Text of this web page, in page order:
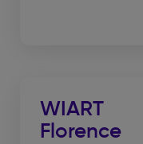
WIART
Florence